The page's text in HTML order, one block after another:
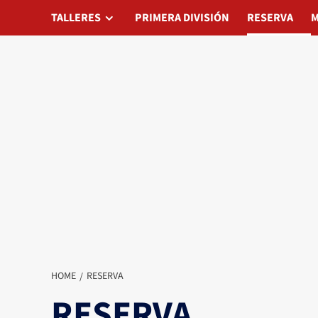
TALLERES PRIMERA DIVISIÓN RESERVA
TALLERES PRIMERA DIVISIÓN RESERVA
HOME RESERVA